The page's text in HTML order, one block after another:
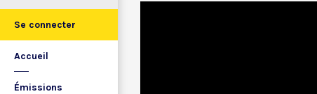
Se connecter
Accueil
Émissions